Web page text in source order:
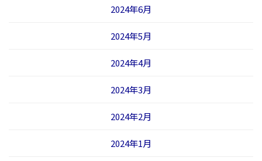
2024年6月
2024年5月
2024年4月
2024年3月
2024年2月
2024年1月